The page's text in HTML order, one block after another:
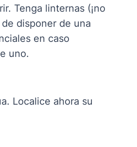
Tenga linternas (¡no
disponer de una
en caso
uno.
Localice ahora su